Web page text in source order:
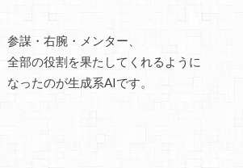
参謀・右腕・メンター、
全部の役割を果たしてくれるように
なったのが生成系AIです。